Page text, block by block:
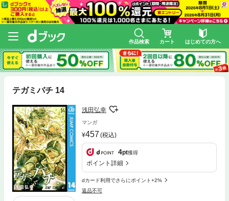
作品検索 カート はじめての方へ
テガミバチ 14
浅田弘幸
マンガ
457 (税込)
4pt獲得
ポイント詳細
dカード利用でさらにポイント+2%
返品不可